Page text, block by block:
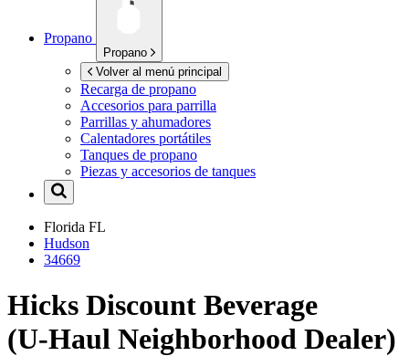
Propano
Propano
Volver al menú principal
Recarga de propano
Accesorios para parrilla
Parrillas y ahumadores
Calentadores portátiles
Tanques de propano
Piezas y accesorios de tanques
Florida FL
Hudson
34669
Hicks Discount Beverage
(U-Haul Neighborhood Dealer)